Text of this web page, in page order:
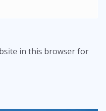
in this browser for